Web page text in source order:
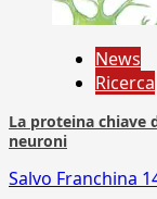
News
Ricerca
La proteina chiave
neuroni
Salvo Franchina